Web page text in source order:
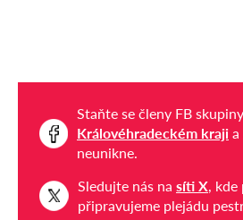
Staňte se členy FB skupiny
Královéhradeckém kraji a
neunikne.
Sledujte nás na síti X, kde
připravujeme plejádu